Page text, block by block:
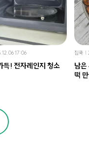
17:06
득! 전자레인지 청소
집쿡
남은
떡